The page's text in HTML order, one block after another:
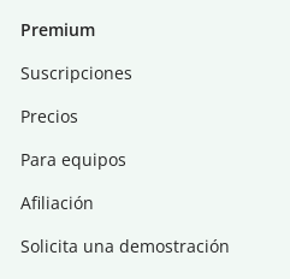
Premium
Suscripciones
Precios
Para equipos
Afiliación
Solicita una demostración